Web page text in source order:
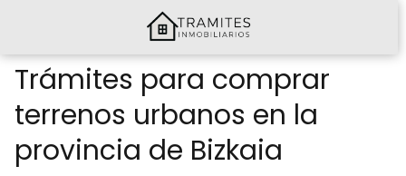
Trámites para comprar
terrenos urbanos en la
provincia de Bizkaia